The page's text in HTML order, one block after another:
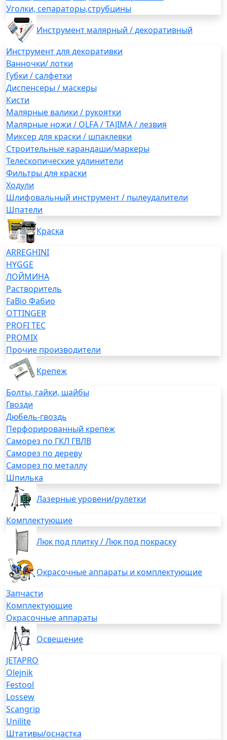
Уголки, сепараторы,струбцины
Инструмент малярный / декоративный
Инструмент для декоративки
Ванночки/ лотки
Губки / салфетки
Диспенсеры / маскеры
Кисти
Малярные валики / рукоятки
Малярные ножи / OLFA / TAJIMA / лезвия
Миксер для краски / шпаклевки
Строительные карандаши/маркеры
Телескопические удлинители
Фильтры для краски
Ходули
Шлифовальный инструмент / пылеудалители
Шпатели
Краска
ARREGHINI
HYGGE
ЛОЙМИНА
Растворитель
FaBio Фабио
OTTINGER
PROFI TEC
PROMIX
Прочие производители
Крепеж
Болты, гайки, шайбы
Гвозди
Дюбель-гвоздь
Перфорированный крепеж
Саморез по ГКЛ ГВЛВ
Саморез по дереву
Саморез по металлу
Шпилька
Лазерные уровени/рулетки
Комплектующие
Люк под плитку / Люк под покраску
Окрасочные аппараты и комплектующие
Запчасти
Комплектующие
Окрасочные аппараты
Освещение
JETAPRO
Olejnik
Festool
Lossew
Scangrip
Unilite
Штативы/оснастка